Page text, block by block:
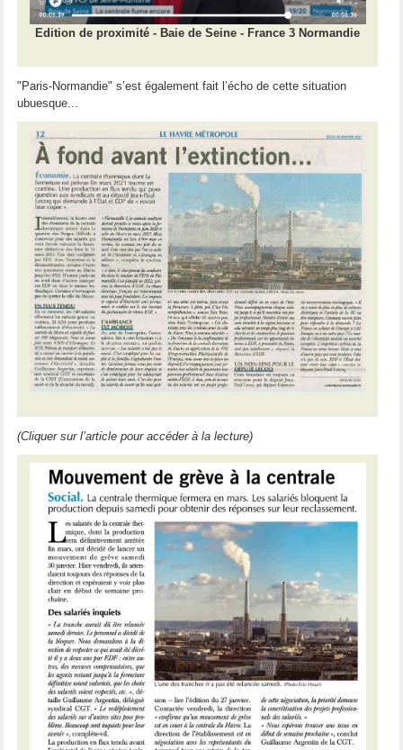
Edition de proximité - Baie de Seine - France 3 Normandie
"Paris-Normandie" s’est également fait l’écho de cette situation
ubuesque...
(Cliquer sur l’article pour accéder à la lecture)